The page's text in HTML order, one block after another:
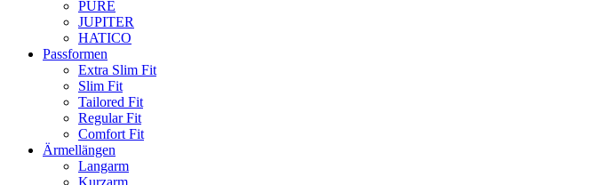
PURE
JUPITER
HATICO
Passformen
Extra Slim Fit
Slim Fit
Tailored Fit
Regular Fit
Comfort Fit
Ärmellängen
Langarm
Kurzarm